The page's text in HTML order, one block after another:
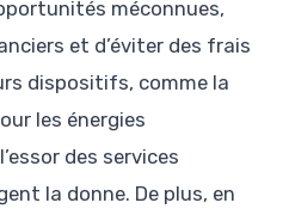
méconnues,
et d’éviter des frais
dispositifs, comme la
les énergies
des services
la donne. De plus, en